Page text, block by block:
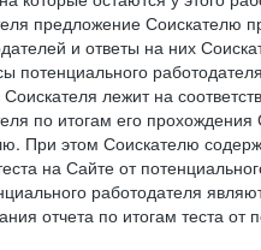
предложение Соискателю
и ответы на них
потенциального
лежит на
по итогам его
При этом Соискателю
на Сайте от
работодателя
отчета по итогам теста